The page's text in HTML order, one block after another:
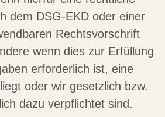
dem DSG-EKD oder einer
Rechtsvorschrift
wenn dies zur Erfüllung
erforderlich ist, eine
oder wir gesetzlich bzw.
dazu verpflichtet sind.